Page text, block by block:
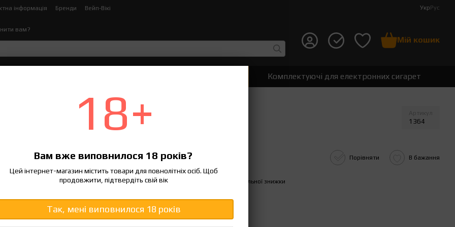
інформація Бренди Вейп-Вікі УкрРус
вам?
Мій кошик
сигарет Комплектуючі для електронних сигарет
мг 1364
190 грн Порівняти В бажання
% Увійтидля відображення накопичувальної знижки
Смак
Coco Cookie
18+
Вам вже виповнилося 18 років?
Цей інтернет-магазин містить товари для повнолітніх осіб. Щоб
продовжити, підтвердіть свій вік
Так, мені виповнилося 18 років